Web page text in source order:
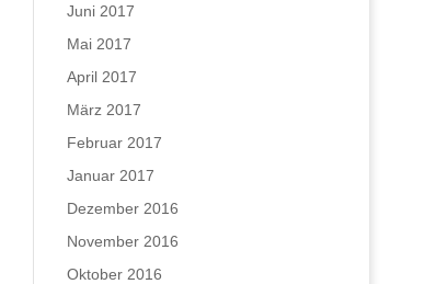
Juni 2017
Mai 2017
April 2017
März 2017
Februar 2017
Januar 2017
Dezember 2016
November 2016
Oktober 2016